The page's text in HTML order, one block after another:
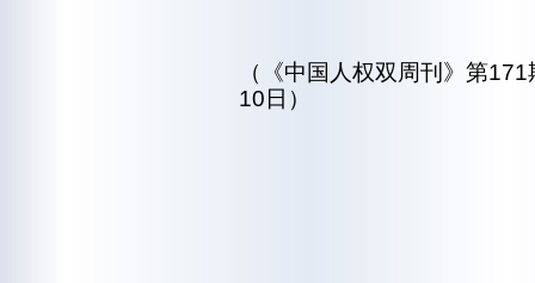
（《中国人权双周刊》第
10日）